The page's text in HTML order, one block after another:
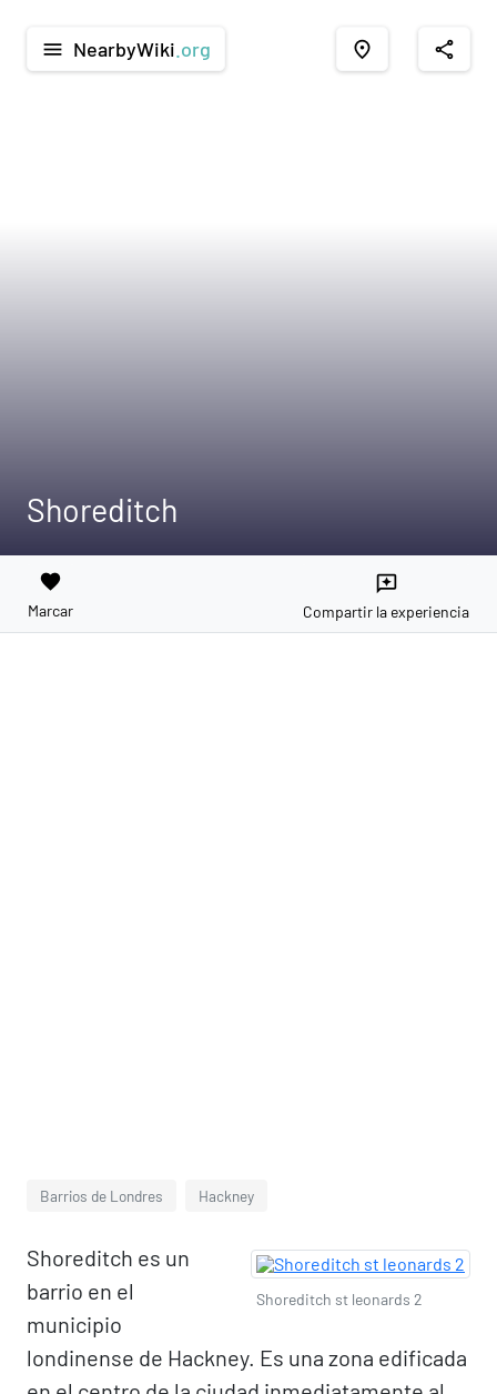
menu NearbyWiki .org place share
Shoreditch
favorite
Marcar
reviews
Compartir la experiencia
Barrios de Londres Hackney
Shoreditch st leonards 2
Shoreditch es un
barrio en el
municipio
londinense de Hackney. Es una zona edificada